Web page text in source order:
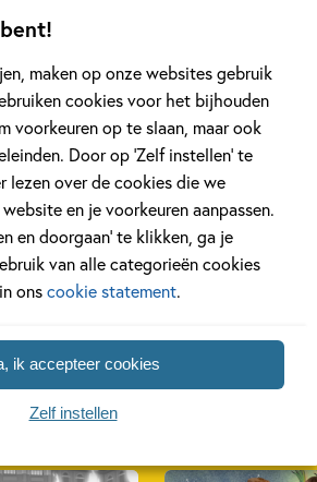
maken op onze websites gebruik
cookies voor het bijhouden
voorkeuren op te slaan, maar ook
Door op ‘Zelf instellen’ te
lezen over de cookies die we
en je voorkeuren aanpassen.
en doorgaan’ te klikken, ga je
van alle categorieën cookies
onscookie statement.
ik accepteer cookies
Zelf instellen
Boreas 2 –
Boreas en de
duizend eilanden
Mina Witteman
18,50
Paperback
Boreas
18,50
Paperback
artikelen